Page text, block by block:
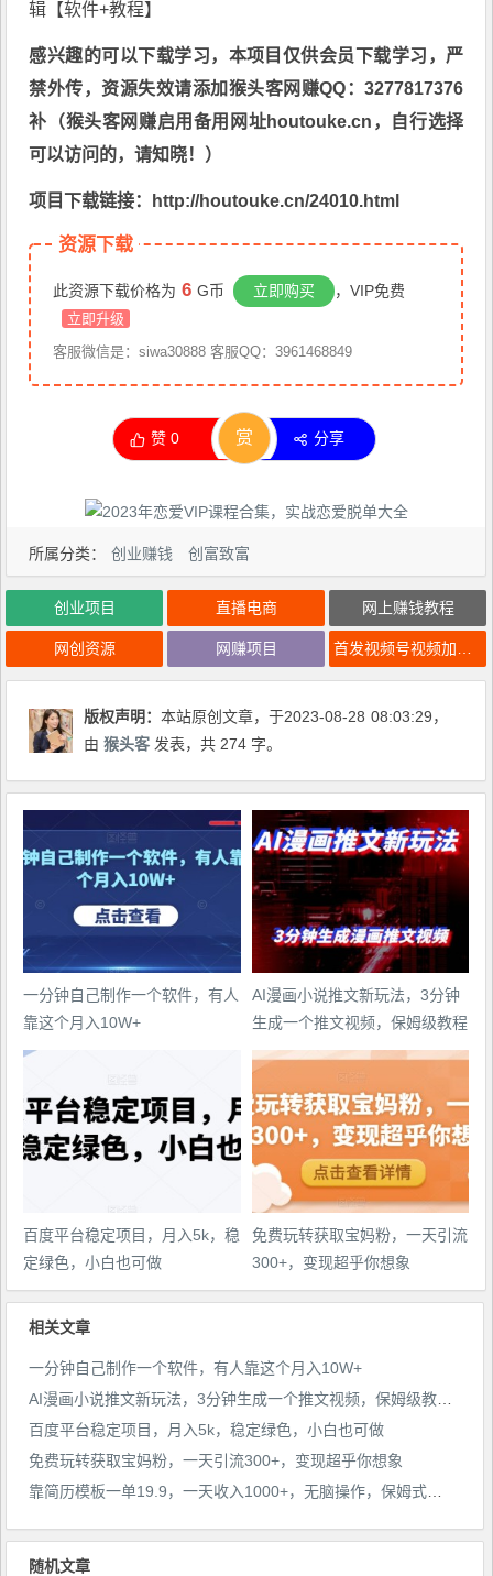
感兴趣的可以下载学习，本项目仅供会员下载学习，严
禁外传，资源失效请添加猴头客网赚QQ：3277817376
补（猴头客网赚启用备用网址houtouke.cn，自行选择
可以访问的，请知晓！）
项目下载链接：http://houtouke.cn/24010.html
资源下载
此资源下载价格为 6 G币 立即购买 ，VIP免费
立即升级
客服微信是：siwa30888 客服QQ：3961468849
赞0 赏 分享
所属分类： 创业赚钱 创富致富
创业项目 直播电商 网上赚钱教程
网创资源 网赚项目
版权声明：本站原创文章，于2023-08-28 08:03:29，
由猴头客 发表，共 274 字。
一分钟自己制作一个软件，有人
靠这个月入10W+
AI漫画小说推文新玩法，3分钟
生成一个推文视频，保姆级教程
【配项目操作和软件教程】
百度平台稳定项目，月入5k，稳
定绿色，小白也可做
免费玩转获取宝妈粉，一天引流
300+，变现超乎你想象
相关文章
一分钟自己制作一个软件，有人靠这个月入10W+
百度平台稳定项目，月入5k，稳定绿色，小白也可做
免费玩转获取宝妈粉，一天引流300+，变现超乎你想象
随机文章